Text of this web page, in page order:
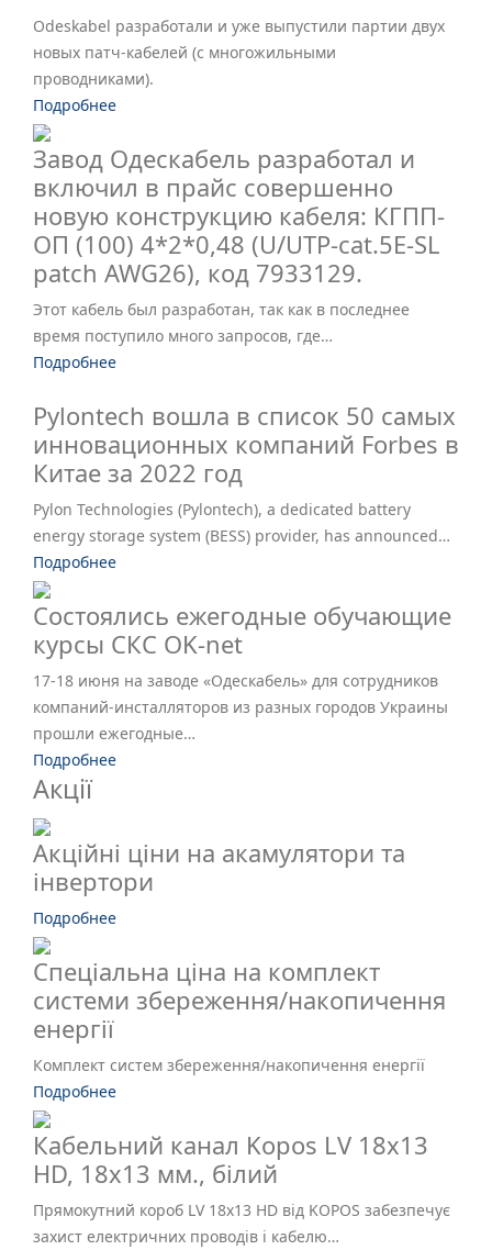
Odeskabel разработали и уже выпустили партии двух
новых патч-кабелей (с многожильными
проводниками).
Подробнее
Завод Одескабель разработал и
включил в прайс совершенно
новую конструкцию кабеля: КГПП-
ОП (100) 4*2*0,48 (U/UTP-cat.5E-SL
patch AWG26), код 7933129.
Этот кабель был разработан, так как в последнее
время поступило много запросов, где…
Подробнее
Pylontech вошла в список 50 самых
инновационных компаний Forbes в
Китае за 2022 год
Pylon Technologies (Pylontech), a dedicated battery
energy storage system (BESS) provider, has announced…
Подробнее
Состоялись ежегодные обучающие
курсы СКС OK-net
17-18 июня на заводе «Одескабель» для сотрудников
компаний-инсталляторов из разных городов Украины
прошли ежегодные…
Подробнее
Акції
Акційні ціни на акамулятори та
інвертори
Подробнее
Спеціальна ціна на комплект
системи збереження/накопичення
енергії
Комплект систем збереження/накопичення енергії
Подробнее
Кабельний канал Kopos LV 18х13
HD, 18х13 мм., білий
Прямокутний короб LV 18x13 HD від KOPOS забезпечує
захист електричних проводів і кабелю…